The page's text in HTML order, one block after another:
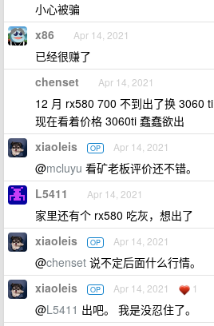
小心被骗
x86 Apr 14, 2021
已经很赚了
chenset Apr 14, 2021
12 月 rx580 700 不到出了换 3060 ti
现在看着价格 3060ti 蠢蠢欲出
xiaoleis OP Apr 14, 2021
@mcluyu 看矿老板评价还不错。
L5411 Apr 14, 2021
家里还有个 rx580 吃灰，想出了
xiaoleis OP Apr 14, 2021
@chenset 说不定后面什么行情。
xiaoleis OP Apr 14, 2021 1
@L5411 出吧。 我是没忍住了。